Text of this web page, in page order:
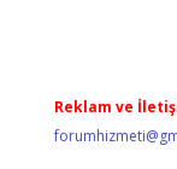
Reklam ve